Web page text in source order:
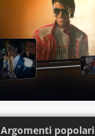
Argomenti popolari